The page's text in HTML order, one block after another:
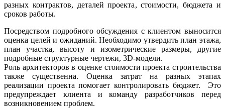
разных контрактов, деталей проекта, стоимости, бюджета и
сроков работы.
Посредством подробного обсуждения с клиентом выносится
оценка целей и ожиданий. Необходимо утвердить план этажа,
план участка, высоту и изометрические размеры, другие
подробные структурные чертежи, 3D-модели.
Роль архитекторов в оценке стоимости проекта строительства
также существенна. Оценка затрат на разных этапах
реализации проекта помогает контролировать бюджет. Это
предупреждает клиента и команду разработчиков перед
возникновением проблем.